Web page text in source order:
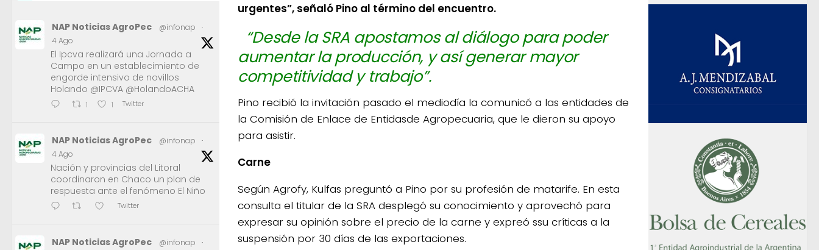
urgentes”, señaló Pino al término del encuentro.
“Desde la SRA apostamos al diálogo para poder
aumentar la producción, y así generar mayor
competitividad y trabajo”.
Pino recibió la invitación pasado el mediodía la comunicó a las entidades de
la Comisión de Enlace de Entidasde Agropecuaria, que le dieron su apoyo
para asistir.
Carne
Según Agrofy, Kulfas preguntó a Pino por su profesión de matarife. En esta
consulta el titular de la SRA desplegó su conocimiento y aprovechó para
expresar su opinión sobre el precio de la carne y expreó ssu críticas a la
suspensión por 30 días de las exportaciones.
NAP Noticias AgroPec @infonap
·
4 Ago
El Ipcva realizará una Jornada a
Campo en un establecimiento de
engorde intensivo de novillos
Holando @IPCVA @HolandoACHA
1 1 Twitter
NAP Noticias AgroPec @infonap
·
4 Ago
Nación y provincias del Litoral
coordinaron en Chaco un plan de
respuesta ante el fenómeno El Niño
Twitter
NAP Noticias AgroPec @infonap
·